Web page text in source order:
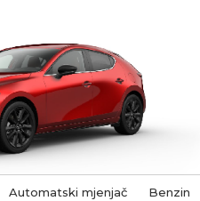
Automatski mjenjač Benzin